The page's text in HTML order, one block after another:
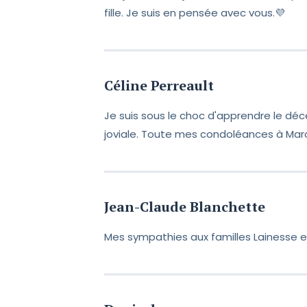
fille. Je suis en pensée avec vous.💜
Céline Perreault
Je suis sous le choc d'apprendre le
joviale. Toute mes condoléances à
Jean-Claude Blanchette
Mes sympathies aux familles